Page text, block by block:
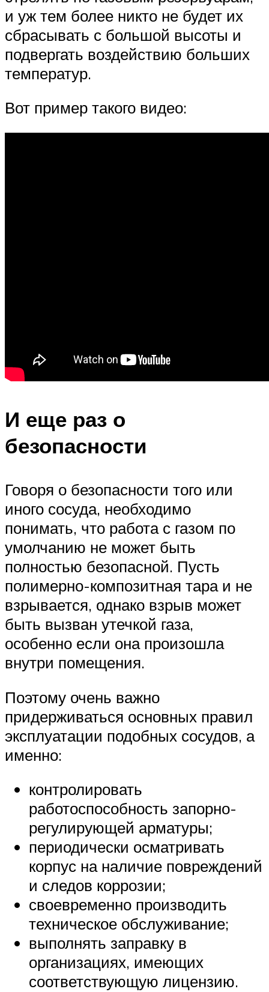
и уж тем более никто не будет их
сбрасывать с большой высоты и
подвергать воздействию больших
температур.
Вот пример такого видео:
И еще раз о
безопасности
Говоря о безопасности того или
иного сосуда, необходимо
понимать, что работа с газом по
умолчанию не может быть
полностью безопасной. Пусть
полимерно-композитная тара и не
взрывается, однако взрыв может
быть вызван утечкой газа,
особенно если она произошла
внутри помещения.
Поэтому очень важно
придерживаться основных правил
эксплуатации подобных сосудов, а
именно:
контролировать
работоспособность запорно-
регулирующей арматуры;
периодически осматривать
корпус на наличие повреждений
и следов коррозии;
своевременно производить
техническое обслуживание;
выполнять заправку в
организациях, имеющих
соответствующую лицензию.